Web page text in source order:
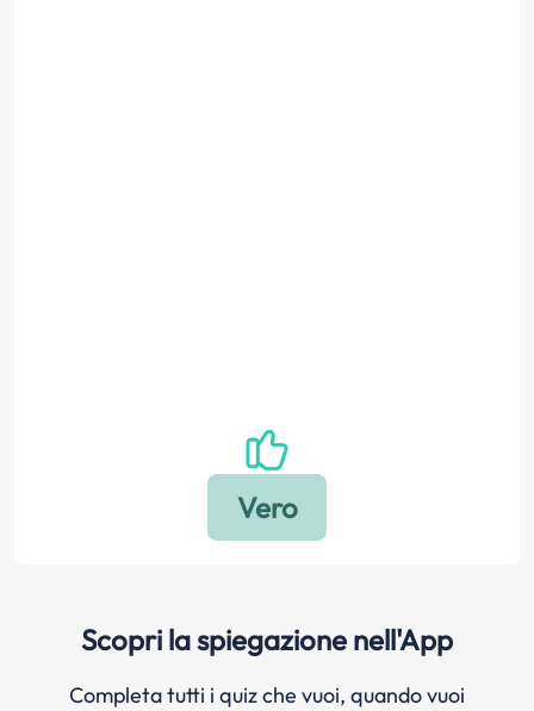
Scopri la spiegazione nell'App
Completa tutti i quiz che vuoi, quando vuoi